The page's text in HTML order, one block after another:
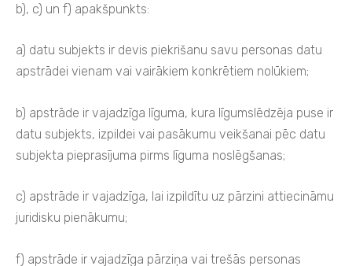
b), c) un f) apakšpunkts:
a) datu subjekts ir devis piekrišanu savu personas datu
apstrādei vienam vai vairākiem konkrētiem nolūkiem;
b) apstrāde ir vajadzīga līguma, kura līgumslēdzēja puse ir
datu subjekts, izpildei vai pasākumu veikšanai pēc datu
subjekta pieprasījuma pirms līguma noslēgšanas;
c) apstrāde ir vajadzīga, lai izpildītu uz pārzini attiecināmu
juridisku pienākumu;
f) apstrāde ir vajadzīga pārziņa vai trešās personas